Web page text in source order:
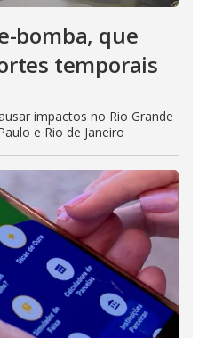
bomba, que
temporais
impactos no Rio Grande
e Rio de Janeiro